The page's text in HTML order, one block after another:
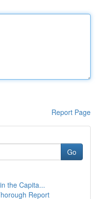
Report Page
Go
the Capita...
Report